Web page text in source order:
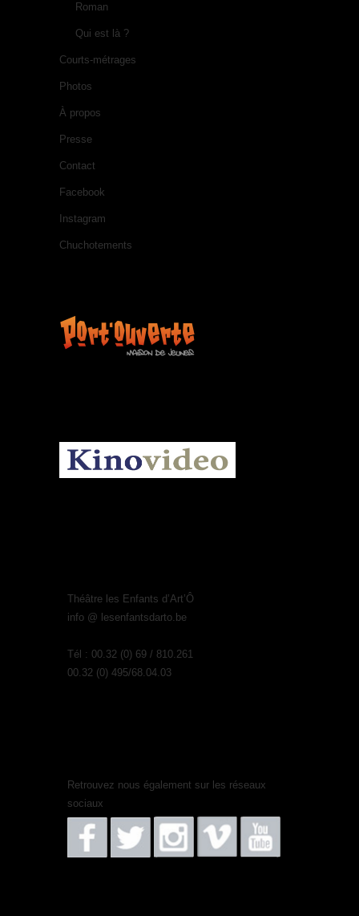
Roman
Qui est là ?
Courts-métrages
Photos
À propos
Presse
Contact
Facebook
Instagram
Chuchotements
Théâtre les Enfants d’Art’Ô
info @ lesenfantsdarto.be
Tél : 00.32 (0) 69 / 810.261
00.32 (0) 495/68.04.03
Retrouvez nous également sur les réseaux
sociaux